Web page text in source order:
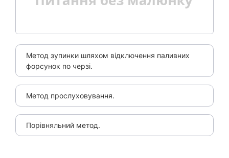
Метод зупинки шляхом відключення паливних
форсунок по черзі.
Метод прослуховування.
Порівняльний метод.